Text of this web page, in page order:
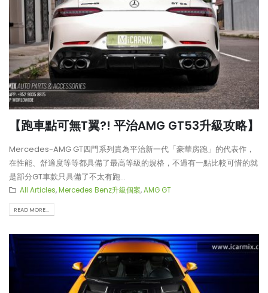
【跑車點可無T翼?! 平治AMG GT53升級攻略】
Mercedes-AMG GT四門系列貴為平治新一代「豪華房跑」的代表作，
在性能、舒適度等等都具備了最高等級的規格，不過有一點比較可惜的就
是部分GT車款只具備了不太有跑...
All Articles,Mercedes Benz升級個案,AMG GT
READ MORE...
【LARTE-Design: 打造出終極版
本的BMW XM】
【再向經典致敬!! Suzuki Jimny
XL化身迷你G-Class】
Type-R FL5?!】
【真正碳為觀止!! McLaren
720S升級攻略】
【不能錯過的最新升級改
Instagram Reels】
650S Project Kilo升級攻